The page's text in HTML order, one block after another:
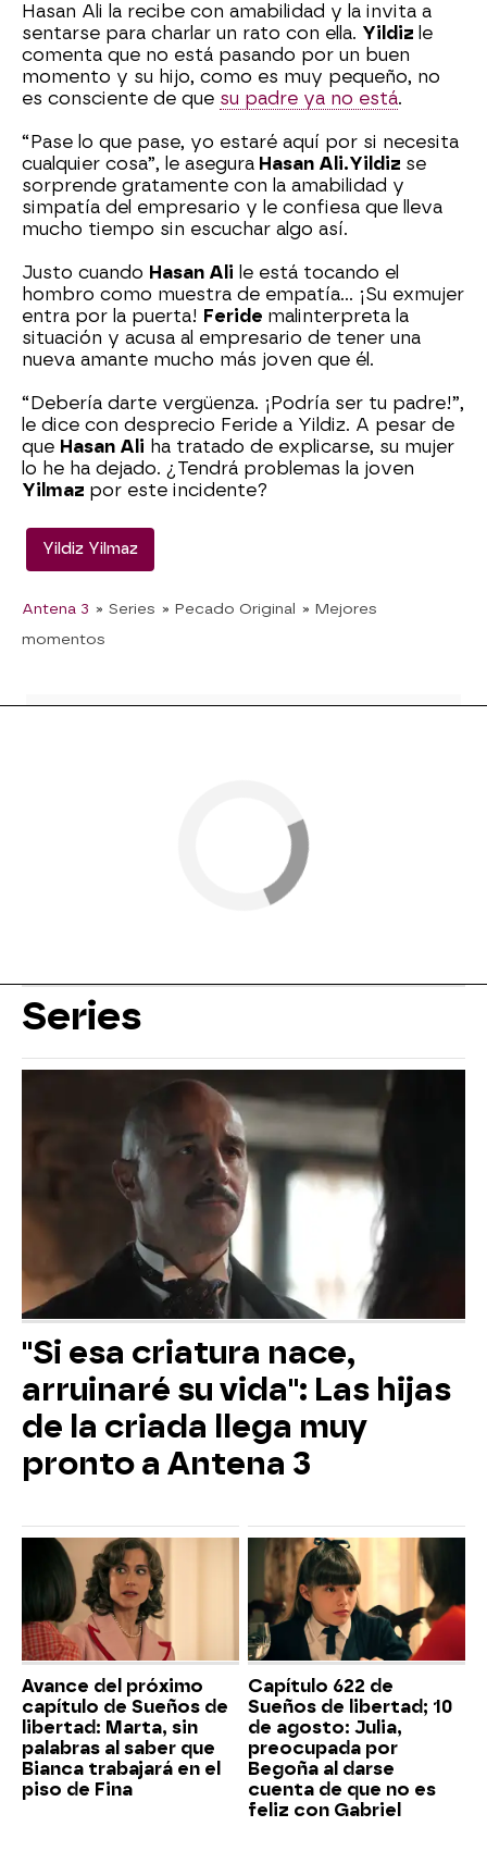
Hasan Ali la recibe con amabilidad y la invita a
sentarse para charlar un rato con ella. Yildiz le
comenta que no está pasando por un buen
momento y su hijo, como es muy pequeño, no
es consciente de que su padre ya no está.
“Pase lo que pase, yo estaré aquí por si necesita
cualquier cosa”, le asegura Hasan Ali.Yildiz se
sorprende gratamente con la amabilidad y
simpatía del empresario y le confiesa que lleva
mucho tiempo sin escuchar algo así.
Justo cuando Hasan Ali le está tocando el
hombro como muestra de empatía… ¡Su exmujer
entra por la puerta! Feride malinterpreta la
situación y acusa al empresario de tener una
nueva amante mucho más joven que él.
“Debería darte vergüenza. ¡Podría ser tu padre!”,
le dice con desprecio Feride a Yildiz. A pesar de
que Hasan Ali ha tratado de explicarse, su mujer
lo he ha dejado. ¿Tendrá problemas la joven
Yilmaz por este incidente?
Yildiz Yilmaz
Antena 3 » Series » Pecado Original » Mejores
momentos
Series
"Si esa criatura nace,
arruinaré su vida": Las hijas
de la criada llega muy
pronto a Antena 3
Avance del próximo
capítulo de Sueños de
libertad: Marta, sin
palabras al saber que
Bianca trabajará en el
piso de Fina
Capítulo 622 de
Sueños de libertad; 10
de agosto: Julia,
preocupada por
Begoña al darse
cuenta de que no es
feliz con Gabriel